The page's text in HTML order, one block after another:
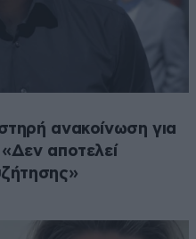
ανακοίνωση για
αποτελεί